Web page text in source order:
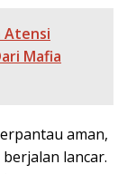
Atensi
Mafia
aman,
lancar.